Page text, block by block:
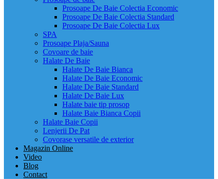
Prosoape De Baie Colectia Economic
Prosoape De Baie Colectia Standard
Prosoape De Baie Colectia Lux
SPA
Prosoape Plaja/Sauna
Covoare de baie
Halate De Baie
Halate De Baie Bianca
Halate De Baie Economic
Halate De Baie Standard
Halate De Baie Lux
Halate baie tip prosop
Halate Baie Bianca Copii
Halate Baie Copii
Lenjerii De Pat
Covorase versatile de exterior
Magazin Online
Video
Blog
Contact